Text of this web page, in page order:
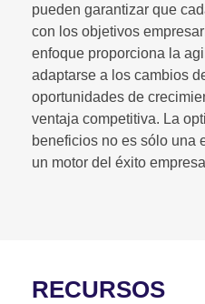
pueden garantizar que
con los objetivos
enfoque proporciona la
adaptarse a los cambios
oportunidades de
ventaja competitiva. La
beneficios no es sólo una
un motor del éxito
RECURSOS